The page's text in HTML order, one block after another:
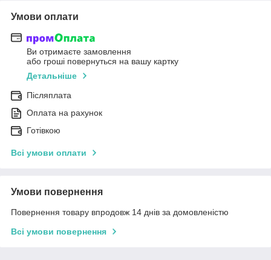
Умови оплати
Ви отримаєте замовлення
або гроші повернуться на вашу картку
Детальніше
Післяплата
Оплата на рахунок
Готівкою
Всі умови оплати
Умови повернення
Повернення товару впродовж 14 днів за домовленістю
Всі умови повернення